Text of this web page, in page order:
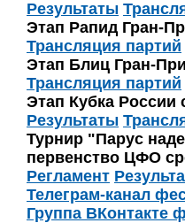
Результаты
Этап Рапид Гран-
Трансляция партий
Этап Блиц Гран-
Трансляция партий
Этап Кубка России
Результаты
Турнир "Парус
первенство ЦФО
Регламент
Телеграм-канал
Группа ВКонтакте